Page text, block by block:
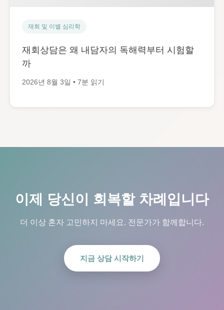
재회 및 이별 심리학
재회상담은 왜 내담자의 독해력부터 시험할
까
2026년 8월 3일 • 7분 읽기
이제 당신이 회복할 차례입니다
더 이상 혼자 고민하지 마세요. 전문가가 함께합니다.
지금 상담 시작하기